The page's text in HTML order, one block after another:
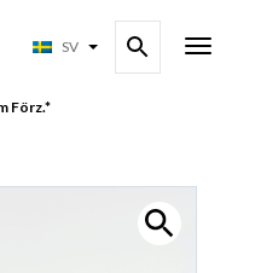
SV
Förz.*